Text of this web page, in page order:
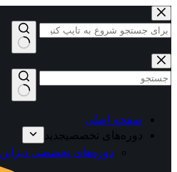
پرش
به
محتوا
بدون
نتیجه
صفحه اصلی
دوره‌های تخصصیجدید
دوره‌های تخصصی دیزاین